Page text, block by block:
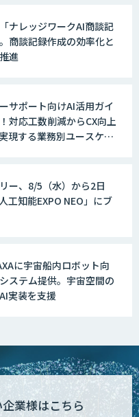
ナレッジワークAI商談記
商談記録作成の効率化と
進
ーサポート向けAI活用ガイ
対応工数削減からCX向上
現する業務別ユースケー
ー、8/5（水）から2日
工知能EXPO NEO」にブ
に宇宙船内ロボット向
ステム提供。宇宙空間の
実装を支援
業様はこちら